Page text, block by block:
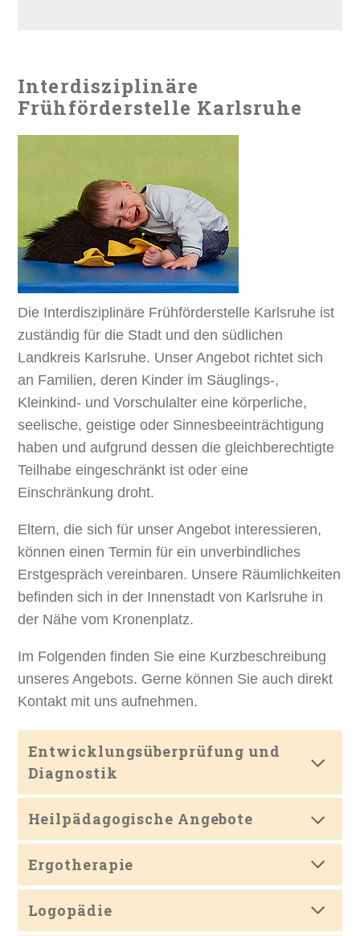
Interdisziplinäre
Frühförderstelle Karlsruhe
Die Interdisziplinäre Frühförderstelle Karlsruhe ist
zuständig für die Stadt und den südlichen
Landkreis Karlsruhe. Unser Angebot richtet sich
an Familien, deren Kinder im Säuglings-,
Kleinkind- und Vorschulalter eine körperliche,
seelische, geistige oder Sinnesbeeinträchtigung
haben und aufgrund dessen die gleichberechtigte
Teilhabe eingeschränkt ist oder eine
Einschränkung droht.
Eltern, die sich für unser Angebot interessieren,
können einen Termin für ein unverbindliches
Erstgespräch vereinbaren. Unsere Räumlichkeiten
befinden sich in der Innenstadt von Karlsruhe in
der Nähe vom Kronenplatz.
Im Folgenden finden Sie eine Kurzbeschreibung
unseres Angebots. Gerne können Sie auch direkt
Kontakt mit uns aufnehmen.
Entwicklungsüberprüfung und
Diagnostik
Heilpädagogische Angebote
Ergotherapie
Logopädie